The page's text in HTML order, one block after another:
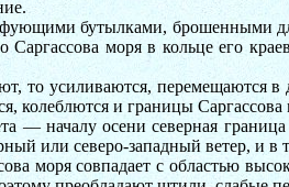
бутылками, брошенными
Саргассова моря в кольце его
то усиливаются, перемещаются
колеблются и границы Саргассова
— началу осени северная
или северо-западный ветер, и в
моря совпадает с областью